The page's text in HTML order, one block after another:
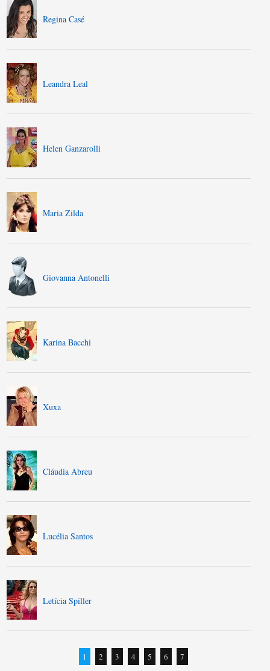
Regina Casé
Leandra Leal
Helen Ganzarolli
Maria Zilda
Giovanna Antonelli
Karina Bacchi
Xuxa
Cláudia Abreu
Lucélia Santos
Letícia Spiller
1 2 3 4 5 6 7